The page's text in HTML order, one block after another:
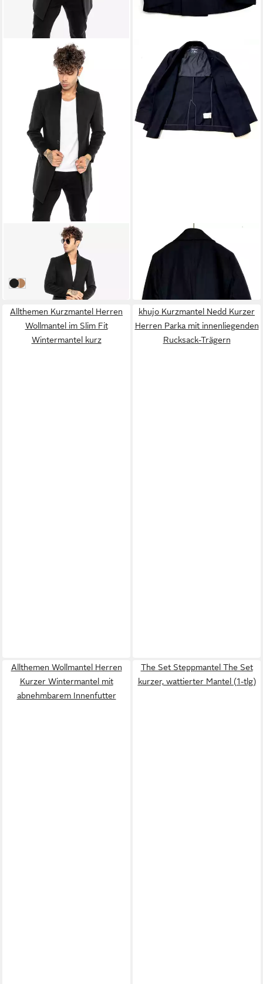
Kurzmantel in elegantem
schwarz
braun
WOOLRICH
Kurzmantel Woolrich Herren
Mantel, WOOLRICH LIGHT
MELTON PEACOAT Kurze
Mantel. Kurz
330,00 €
-25%
Allthemen Kurzmantel Herren
Wollmantel im Slim Fit
Wintermantel kurz
khujo Kurzmantel Nedd Kurzer
Herren Parka mit innenliegenden
Rucksack-Trägern
Allthemen Wollmantel Herren
Kurzer Wintermantel mit
abnehmbarem Innenfutter
The Set Steppmantel The Set
kurzer, wattierter Mantel (1-tlg)